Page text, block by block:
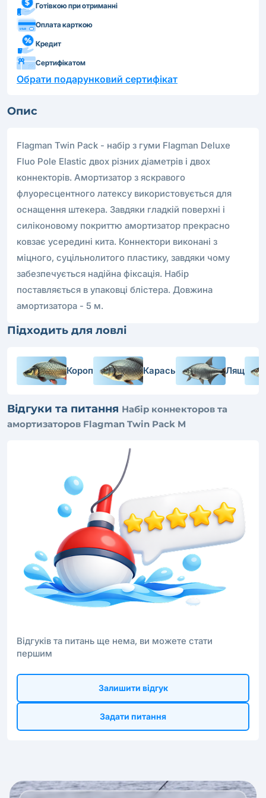
Готівкою при отриманні
Оплата карткою
Кредит
Сертифікатом
Обрати подарунковий сертифікат
Опис
Flagman Twin Pack - набір з гуми Flagman Deluxe
Fluo Pole Elastic двох різних діаметрів і двох
коннекторів. Амортизатор з яскравого
флуоресцентного латексу використовується для
оснащення штекера. Завдяки гладкій поверхні і
силіконовому покриттю амортизатор прекрасно
ковзає усередині кита. Коннектори виконані з
міцного, суцільнолитого пластику, завдяки чому
забезпечується надійна фіксація. Набір
поставляється в упаковці блістера. Довжина
амортизатора - 5 м.
Підходить для ловлі
Короп Карась Лящ
Відгуки та питання Набір коннекторов та
амортизаторов Flagman Twin Pack M
Відгуків та питань ще нема, ви можете стати
першим
Залишити відгук
Задати питання